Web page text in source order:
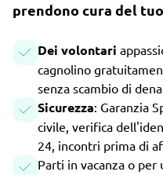
prendono cura del
Dei volontari
cagnolino
senza scambio di
Sicurezza: Garanzia
civile, verifica
24, incontri prima di
Parti in vacanza o per